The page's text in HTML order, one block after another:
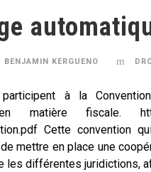
BENJAMIN KERGUENO
à la Convention
matière fiscale. http://
Cette convention
mettre en place une
différentes juridictions,